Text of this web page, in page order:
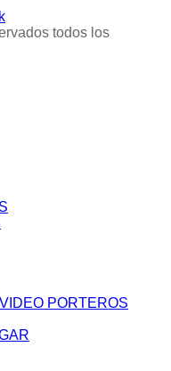
todos los
PORTEROS